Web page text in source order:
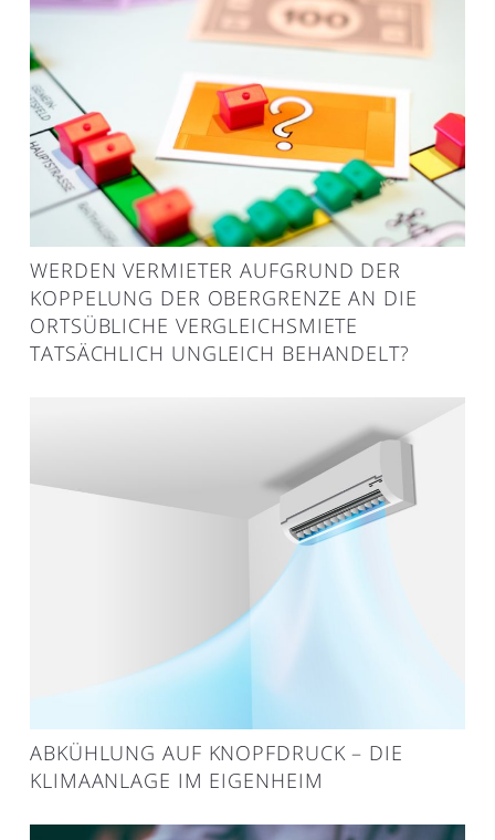
WERDEN VERMIETER AUFGRUND DER
KOPPELUNG DER OBERGRENZE AN DIE
ORTSÜBLICHE VERGLEICHSMIETE
TATSÄCHLICH UNGLEICH BEHANDELT?
ABKÜHLUNG AUF KNOPFDRUCK – DIE
KLIMAANLAGE IM EIGENHEIM